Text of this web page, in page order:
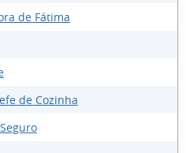
de Fátima
de Cozinha